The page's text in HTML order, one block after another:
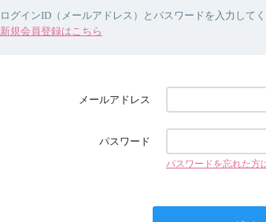
ログインID（メールアドレス）とパスワードを入力してく
新規会員登録はこちら
メールアドレス
パスワード
パスワードを忘れた方